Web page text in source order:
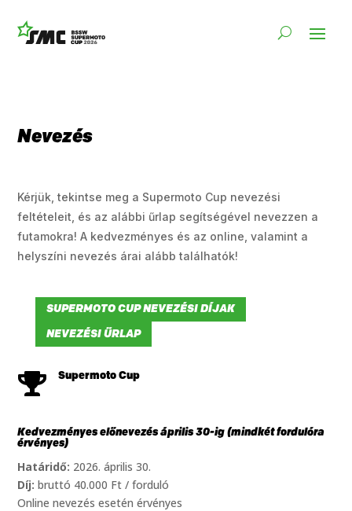
Nevezés
Kérjük, tekintse meg a Supermoto Cup nevezési
feltételeit, és az alábbi űrlap segítségével nevezzen a
futamokra! A kedvezményes és az online, valamint a
helyszíni nevezés árai alább találhatók!
SUPERMOTO CUP NEVEZÉSI DÍJAK
NEVEZÉSI ŰRLAP
 Supermoto Cup
Kedvezményes előnevezés április 30-ig (mindkét fordulóra
érvényes)
Határidő: 2026. április 30.
Díj: bruttó 40.000 Ft / forduló
Online nevezés esetén érvényes